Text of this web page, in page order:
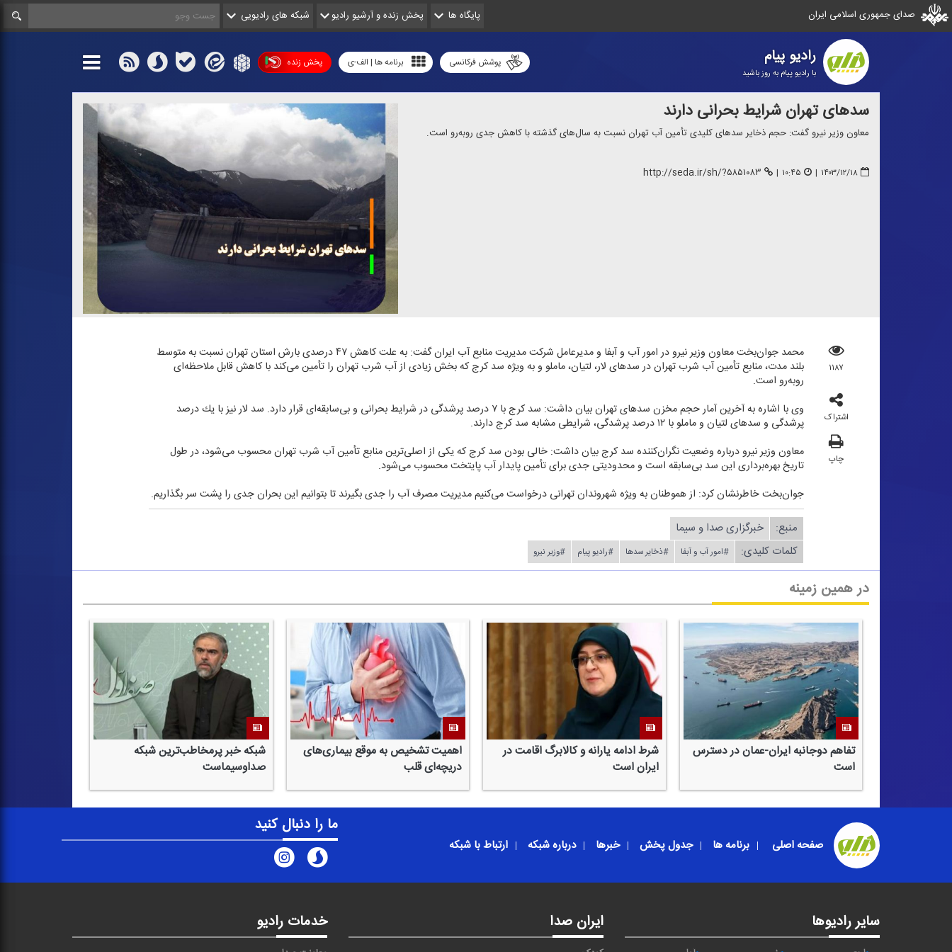
صدای جمهوری اسلامی ایران پایگاه ها پخش زنده و آرشیو رادیو شبکه های رادیویی
رادیو پیام
با رادیو پیام به روز باشید
پخش زنده برنامه ها | الف-ی پوشش فرکانسی
سد‌های تهران شرایط بحرانی دارند
معاون وزیر نیرو گفت: حجم ذخایر سد‌های كلیدی تأمین آب تهران نسبت به سال‌های گذشته با كاهش جدی رو‌به‌رو است.
۱۴۰۳/۱۲/۱۸ | ۱۰:۴۵ | http://seda.ir/sh/?۵۸۵۱۰۸۳
۱۱۸۷
اشتراک
چاپ
محمد جوان‌بخت معاون وزیر نیرو در امور آب و آبفا و مدیرعامل شركت مدیریت منابع آب ایران گفت: به علت كاهش ۴۷ درصدی بارش استان تهران نسبت به متوسط
بلند مدت، منابع تأمین آب شرب تهران در سد‌های لار، لتیان، ماملو و به ویژه سد كرج كه بخش زیادی از آب شرب تهران را تأمین می‌كند با كاهش قابل ملاحظه‌ای
رو‌به‌رو است.
وی با اشاره به آخرین آمار حجم مخزن سد‌های تهران بیان داشت: سد كرج با ۷ درصد پرشدگی در شرایط بحرانی و بی‌سابقه‌ای قرار دارد. سد لار نیز با یك درصد
پرشدگی و سد‌های لتیان و ماملو با ۱۲ درصد پرشدگی، شرایطی مشابه سد كرج دارند.
معاون وزیر نیرو درباره وضعیت نگران‌كننده سد كرج بیان داشت: خالی بودن سد كرج كه یكی از اصلی‌ترین منابع تأمین آب شرب تهران محسوب می‌شود، در طول
تاریخ بهره‌برداری این سد بی‌سابقه است و محدودیتی جدی برای تأمین پایدار آب پایتخت محسوب می‌شود.
جوان‌بخت خاطرنشان كرد: از هموطنان به ویژه شهروندان تهرانی درخواست می‌كنیم مدیریت مصرف آب را جدی بگیرند تا بتوانیم این بحران جدی را پشت سر بگذاریم.
منبع:
خبرگزاری صدا و سیما
کلمات کلیدی:
#امور آب و آبفا #ذخایر سد‌ها #رادیو پیام #وزیر نیرو
در همین زمینه
تفاهم دوجانبه ایران-عمان در دسترس
است
شرط ادامه یارانه و كالابرگ اقامت در
ایران است
اهمیت تشخیص به موقع بیماری‌های
دریچه‌ای قلب
شبكه خبر پرمخاطب‌ترین شبكه
صداوسیماست
صفحه اصلی برنامه ها جدول پخش خبرها درباره شبکه ارتباط با شبکه
ما را دنبال کنید
سایر رادیوها ایران صدا خدمات رادیو